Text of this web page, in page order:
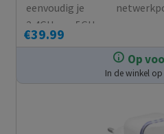
Op
In de winkel
€39.99
eenvoudig je
2,4GHz en 5GHz
draadloze